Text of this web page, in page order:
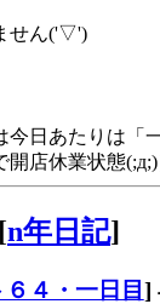
せん('▽')
今日あたりは「
店休業状態(;д;)
[n年日記]
４・一日目 ]